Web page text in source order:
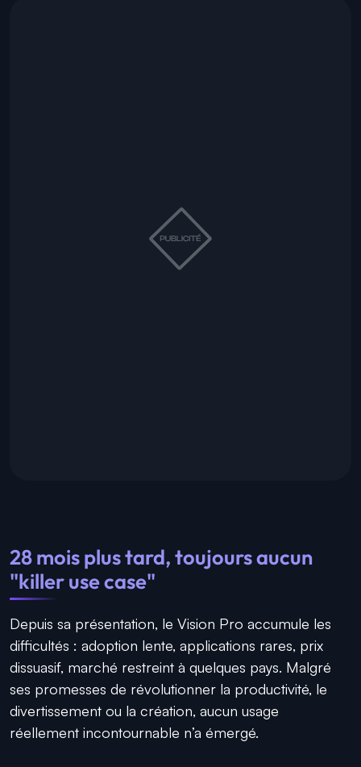
28 mois plus tard, toujours aucun
"killer use case"
Depuis sa présentation, le Vision Pro accumule les
difficultés : adoption lente, applications rares, prix
dissuasif, marché restreint à quelques pays. Malgré
ses promesses de révolutionner la productivité, le
divertissement ou la création, aucun usage
réellement incontournable n’a émergé.